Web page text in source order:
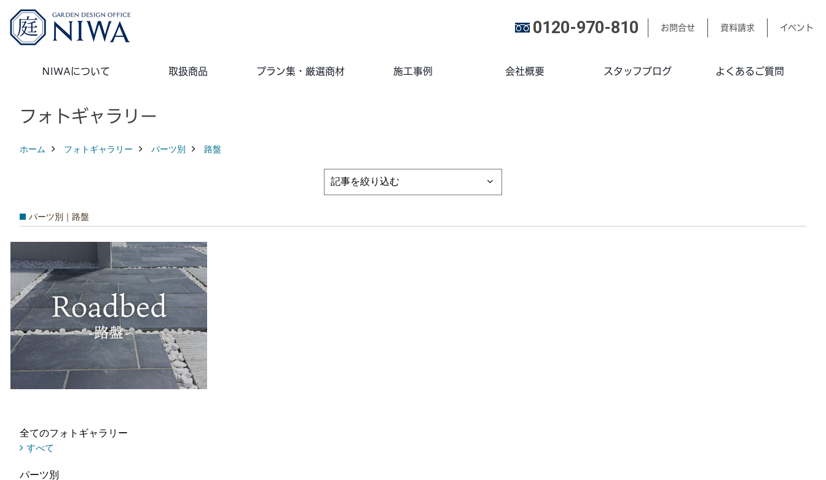
0120-970-810 お問合せ 資料請求 イベント
NIWAについて 取扱商品 プラン集・厳選商材 施工事例 会社概要 スタッフブログ よくあるご質問
フォトギャラリー
ホーム フォトギャラリー パーツ別 路盤
パーツ別｜路盤
全てのフォトギャラリー
すべて
パーツ別